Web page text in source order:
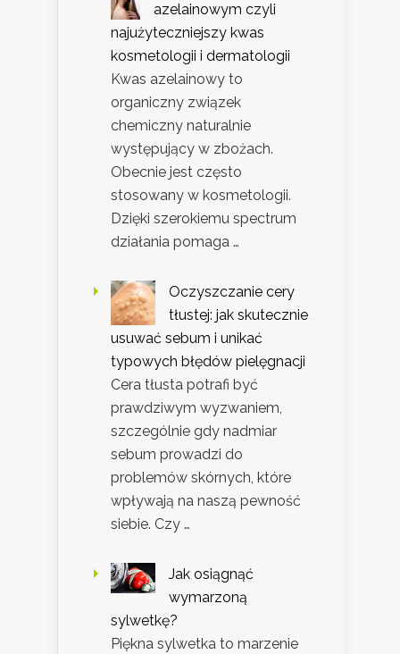
azelainowym czyli
najużyteczniejszy kwas
kosmetologii i dermatologii
Kwas azelainowy to
organiczny związek
chemiczny naturalnie
występujący w zbożach.
Obecnie jest często
stosowany w kosmetologii.
Dzięki szerokiemu spectrum
działania pomaga …
Oczyszczanie cery
tłustej: jak skutecznie
usuwać sebum i unikać
typowych błędów pielęgnacji
Cera tłusta potrafi być
prawdziwym wyzwaniem,
szczególnie gdy nadmiar
sebum prowadzi do
problemów skórnych, które
wpływają na naszą pewność
siebie. Czy …
Jak osiągnąć
wymarzoną
sylwetkę?
Piękna sylwetka to marzenie